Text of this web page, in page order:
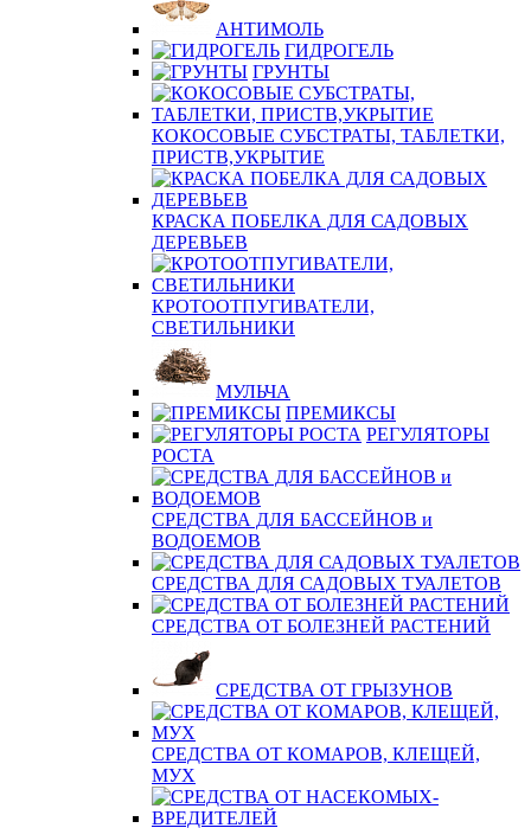
АНТИМОЛЬ
ГИДРОГЕЛЬ
ГРУНТЫ
КОКОСОВЫЕ СУБСТРАТЫ, ТАБЛЕТКИ,
ПРИСТВ,УКРЫТИЕ
КРАСКА ПОБЕЛКА ДЛЯ САДОВЫХ
ДЕРЕВЬЕВ
КРОТООТПУГИВАТЕЛИ,
СВЕТИЛЬНИКИ
МУЛЬЧА
ПРЕМИКСЫ
РЕГУЛЯТОРЫ
РОСТА
СРЕДСТВА ДЛЯ БАССЕЙНОВ и
ВОДОЕМОВ
СРЕДСТВА ДЛЯ САДОВЫХ ТУАЛЕТОВ
СРЕДСТВА ОТ БОЛЕЗНЕЙ РАСТЕНИЙ
СРЕДСТВА ОТ ГРЫЗУНОВ
СРЕДСТВА ОТ КОМАРОВ, КЛЕЩЕЙ,
МУХ